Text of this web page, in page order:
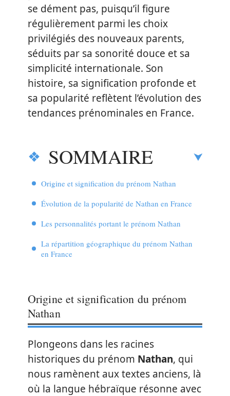
se dément pas, puisqu’il figure
régulièrement parmi les choix
privilégiés des nouveaux parents,
séduits par sa sonorité douce et sa
simplicité internationale. Son
histoire, sa signification profonde et
sa popularité reflètent l’évolution des
tendances prénominales en France.
SOMMAIRE
Origine et signification du prénom Nathan
Évolution de la popularité de Nathan en France
Les personnalités portant le prénom Nathan
La répartition géographique du prénom Nathan
en France
Origine et signification du prénom
Nathan
Plongeons dans les racines
historiques du prénom Nathan, qui
nous ramènent aux textes anciens, là
où la langue hébraïque résonne avec